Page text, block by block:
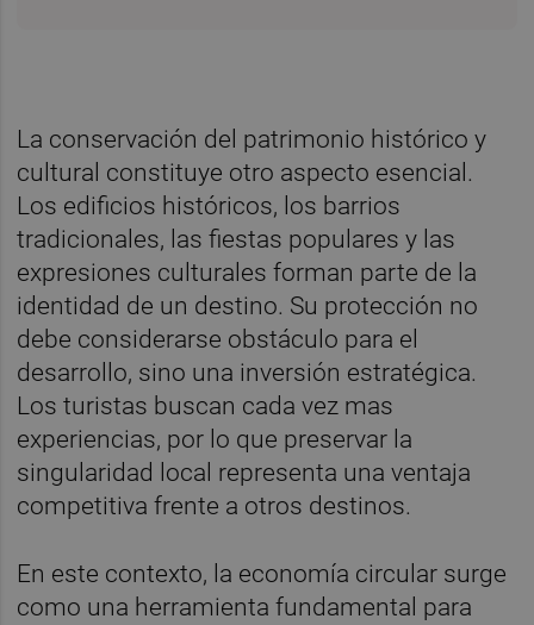
La conservación del patrimonio histórico y
cultural constituye otro aspecto esencial.
Los edificios históricos, los barrios
tradicionales, las fiestas populares y las
expresiones culturales forman parte de la
identidad de un destino. Su protección no
debe considerarse obstáculo para el
desarrollo, sino una inversión estratégica.
Los turistas buscan cada vez mas
experiencias, por lo que preservar la
singularidad local representa una ventaja
competitiva frente a otros destinos.
En este contexto, la economía circular surge
como una herramienta fundamental para